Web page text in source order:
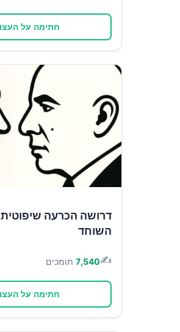
חתימה על
דרושה הכרעה
השוחד
✍️
7,540 תומכים
חתימה על